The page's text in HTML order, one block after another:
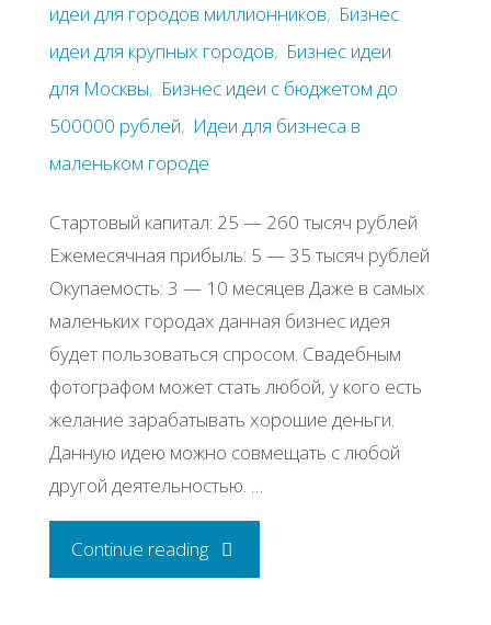
идеи для городов миллионников, Бизнес
идеи для крупных городов, Бизнес идеи
для Москвы, Бизнес идеи с бюджетом до
500000 рублей, Идеи для бизнеса в
маленьком городе
Стартовый капитал: 25 — 260 тысяч рублей
Ежемесячная прибыль: 5 — 35 тысяч рублей
Окупаемость: 3 — 10 месяцев Даже в самых
маленьких городах данная бизнес идея
будет пользоваться спросом. Свадебным
фотографом может стать любой, у кого есть
желание зарабатывать хорошие деньги.
Данную идею можно совмещать с любой
другой деятельностью. …
Continue reading"Свадебная